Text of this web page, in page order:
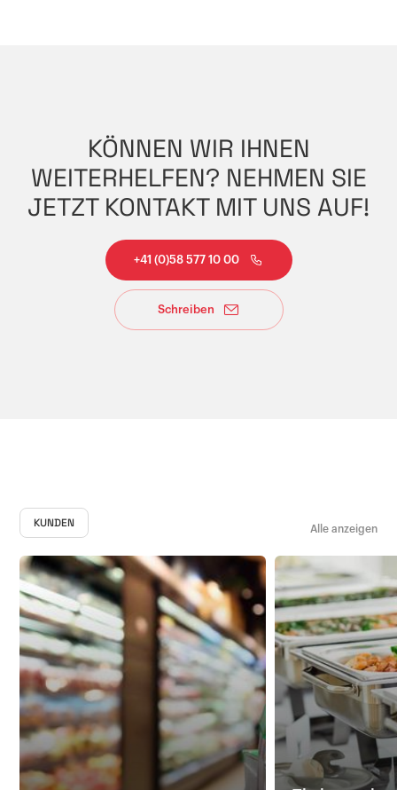
KÖNNEN WIR IHNEN
WEITERHELFEN? NEHMEN SIE
JETZT KONTAKT MIT UNS AUF!
+41 (0)58 577 10 00
Schreiben
KUNDEN Alle anzeigen